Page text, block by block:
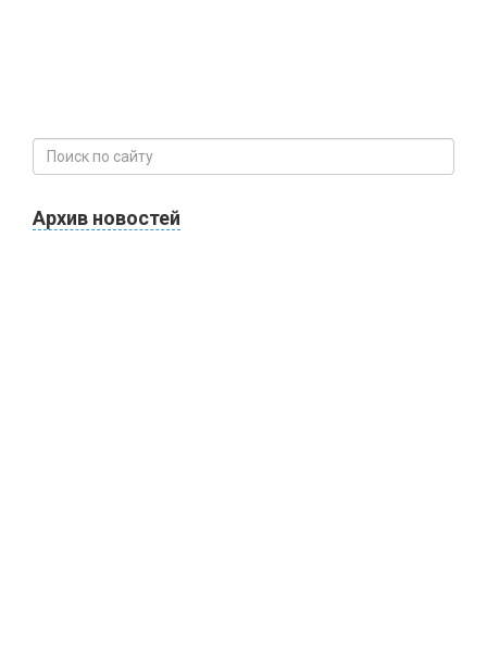
Архив новостей